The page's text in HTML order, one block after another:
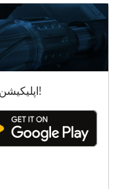
اپلیکیشن شماره ۱ برای ماشین‌آلات دست دوم!